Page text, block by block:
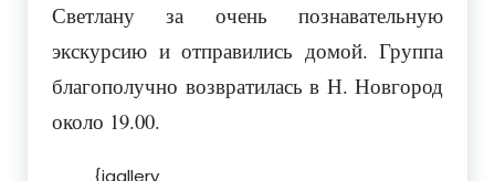
Светлану за очень познавательную
экскурсию и отправились домой. Группа
благополучно возвратилась в Н. Новгород
около 19.00.
{igallery